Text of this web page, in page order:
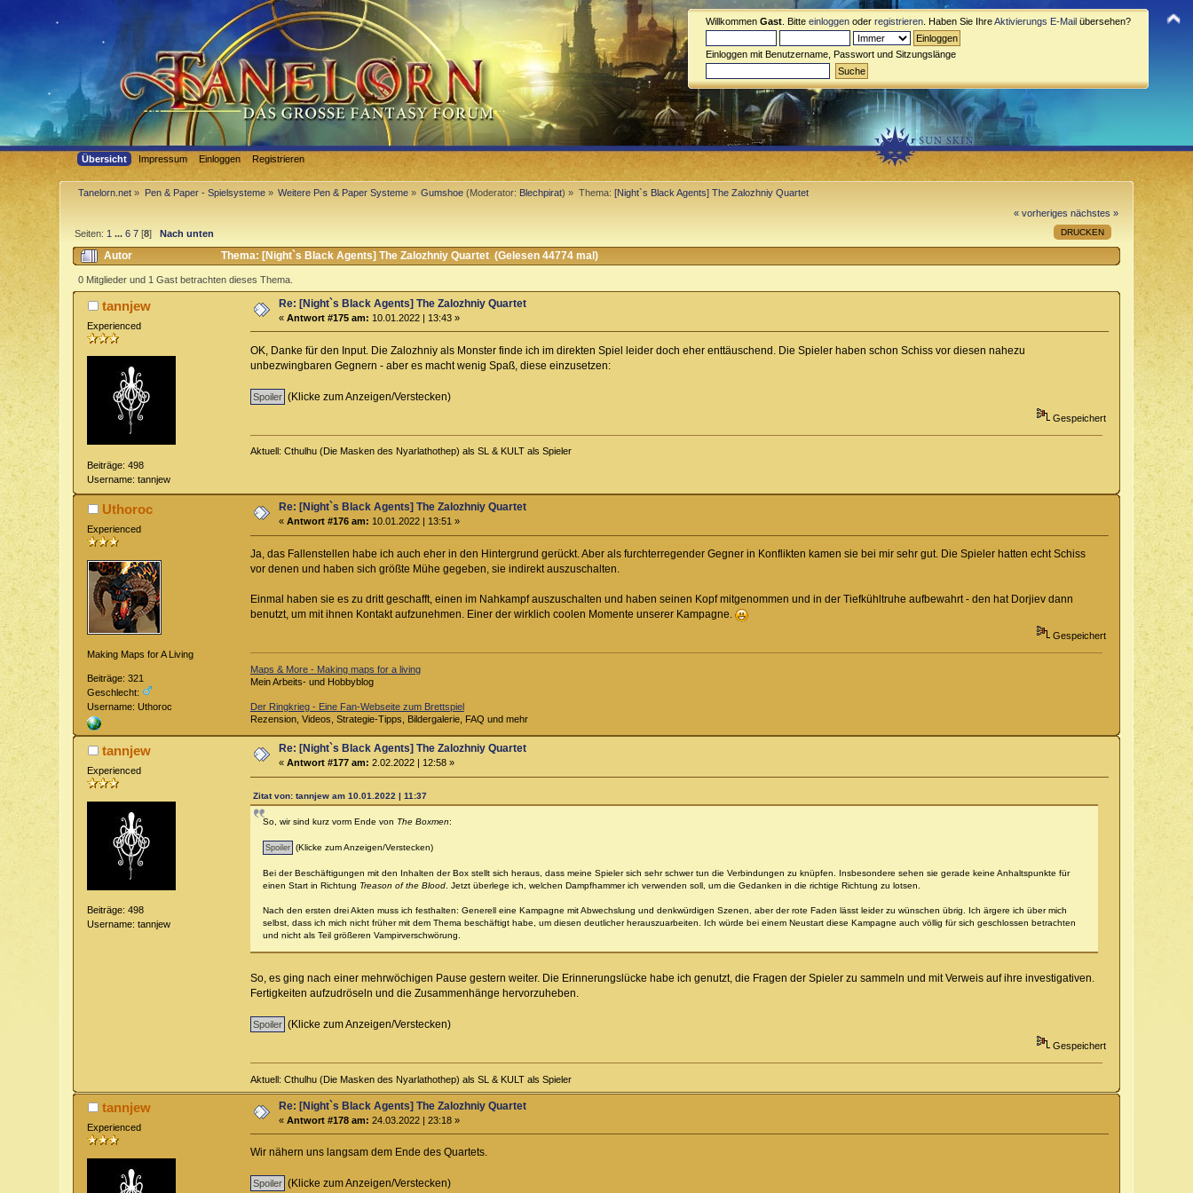
Willkommen Gast . Bitte einloggen oder registrieren . Haben Sie IhreAktivierungs E-Mail übersehen?
Einloggen mit Benutzername, Passwort und Sitzungslänge
Übersicht Impressum Einloggen Registrieren
Tanelorn.net » Pen & Paper - Spielsysteme» Weitere Pen & Paper Systeme » Gumshoe (Moderator: Blechpirat) » Thema: [Night`s Black Agents] The Zalozhniy Quartet
« vorheriges nächstes »
DRUCKEN
Seiten: 1 ...6 7 [8]Nach unten
Autor Thema: [Night`s Black Agents] The Zalozhniy Quartet (Gelesen 44774 mal)
0 Mitglieder und 1 Gast betrachten dieses Thema.
tannjew
Experienced
Beiträge: 498
Username: tannjew
Re: [Night`s Black Agents] The Zalozhniy Quartet
«Antwort #175 am: 10.01.2022 | 13:43 »
OK, Danke für den Input. Die Zalozhniy als Monster finde ich im direkten Spiel leider doch eher enttäuschend. Die Spieler haben schon Schiss vor diesen nahezu
unbezwingbaren Gegnern - aber es macht wenig Spaß, diese einzusetzen:
(Klicke zum Anzeigen/Verstecken)
Gespeichert
Aktuell: Cthulhu (Die Masken des Nyarlathothep) als SL & KULT als Spieler
Uthoroc
Experienced
Making Maps for A Living
Beiträge: 321
Geschlecht:
Username: Uthoroc
Re: [Night`s Black Agents] The Zalozhniy Quartet
«Antwort #176 am: 10.01.2022 | 13:51 »
Ja, das Fallenstellen habe ich auch eher in den Hintergrund gerückt. Aber als furchterregender Gegner in Konflikten kamen sie bei mir sehr gut. Die Spieler hatten echt Schiss
vor denen und haben sich größte Mühe gegeben, sie indirekt auszuschalten.
Einmal haben sie es zu dritt geschafft, einen im Nahkampf auszuschalten und haben seinen Kopf mitgenommen und in der Tiefkühltruhe aufbewahrt - den hat Dorjiev dann
benutzt, um mit ihnen Kontakt aufzunehmen. Einer der wirklich coolen Momente unserer Kampagne.
Gespeichert
Maps & More - Making maps for a living
Mein Arbeits- und Hobbyblog
Der Ringkrieg - Eine Fan-Webseite zum Brettspiel
Rezension, Videos, Strategie-Tipps, Bildergalerie, FAQ und mehr
tannjew
Experienced
Beiträge: 498
Username: tannjew
Re: [Night`s Black Agents] The Zalozhniy Quartet
«Antwort #177 am: 2.02.2022 | 12:58 »
Zitat von: tannjew am 10.01.2022 | 11:37
So, wir sind kurz vorm Ende von The Boxmen:
(Klicke zum Anzeigen/Verstecken)
Bei der Beschäftigungen mit den Inhalten der Box stellt sich heraus, dass meine Spieler sich sehr schwer tun die Verbindungen zu knüpfen. Insbesondere sehen sie gerade keine Anhaltspunkte für
einen Start in Richtung Treason of the Blood. Jetzt überlege ich, welchen Dampfhammer ich verwenden soll, um die Gedanken in die richtige Richtung zu lotsen.
Nach den ersten drei Akten muss ich festhalten: Generell eine Kampagne mit Abwechslung und denkwürdigen Szenen, aber der rote Faden lässt leider zu wünschen übrig. Ich ärgere ich über mich
selbst, dass ich mich nicht früher mit dem Thema beschäftigt habe, um diesen deutlicher herauszuarbeiten. Ich würde bei einem Neustart diese Kampagne auch völlig für sich geschlossen betrachten
und nicht als Teil größeren Vampirverschwörung.
So, es ging nach einer mehrwöchigen Pause gestern weiter. Die Erinnerungslücke habe ich genutzt, die Fragen der Spieler zu sammeln und mit Verweis auf ihre investigativen.
Fertigkeiten aufzudröseln und die Zusammenhänge hervorzuheben.
(Klicke zum Anzeigen/Verstecken)
Gespeichert
Aktuell: Cthulhu (Die Masken des Nyarlathothep) als SL & KULT als Spieler
tannjew
Experienced
Re: [Night`s Black Agents] The Zalozhniy Quartet
«Antwort #178 am: 24.03.2022 | 23:18 »
Wir nähern uns langsam dem Ende des Quartets.
(Klicke zum Anzeigen/Verstecken)